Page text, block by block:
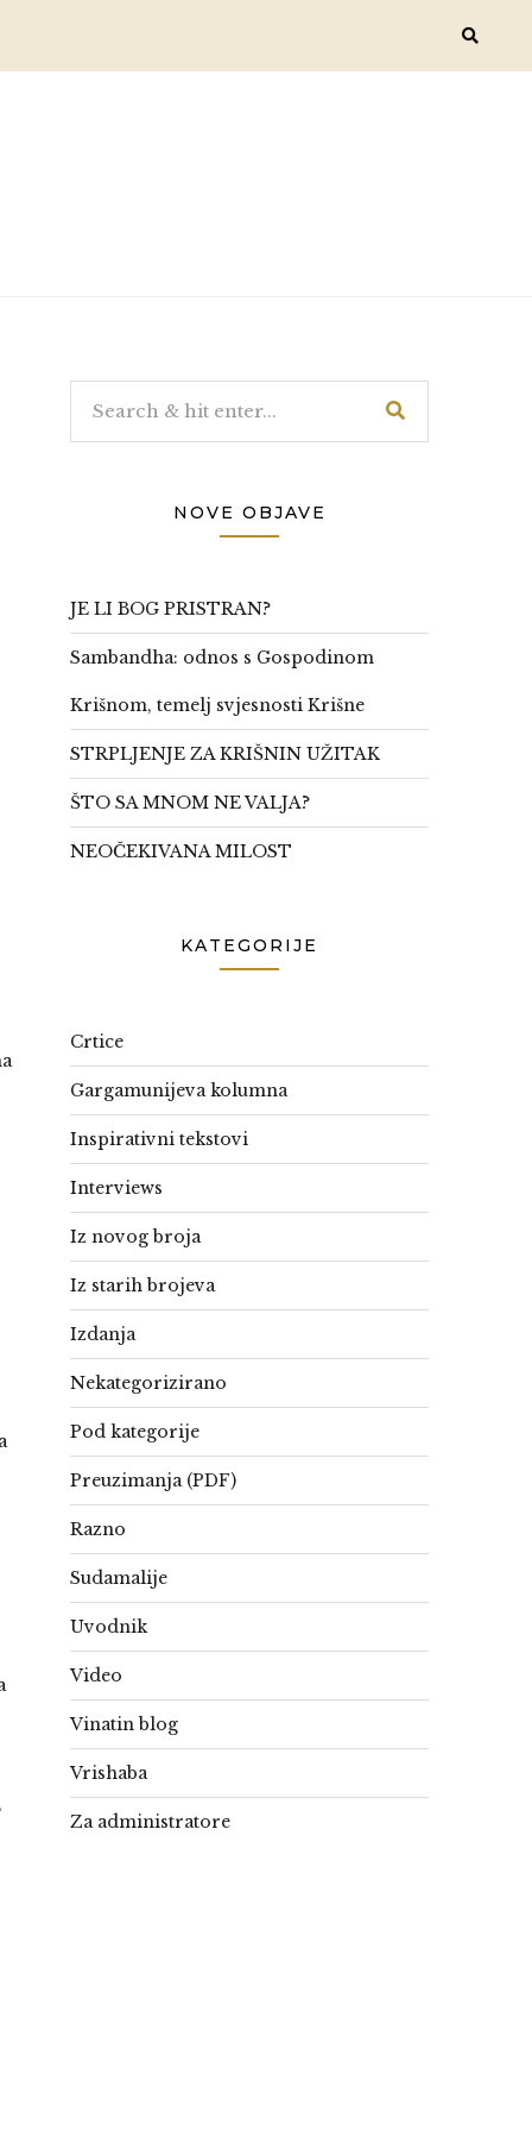
NOVE OBJAVE
JE LI BOG PRISTRAN?
Sambandha: odnos s Gospodinom
Krišnom, temelj svjesnosti Krišne
STRPLJENJE ZA KRIŠNIN UŽITAK
ŠTO SA MNOM NE VALJA?
NEOČEKIVANA MILOST
KATEGORIJE
Crtice
Gargamunijeva kolumna
Inspirativni tekstovi
Interviews
Iz novog broja
Iz starih brojeva
Izdanja
Nekategorizirano
Pod kategorije
Preuzimanja (PDF)
Razno
Sudamalije
Uvodnik
Video
Vinatin blog
Vrishaba
Za administratore